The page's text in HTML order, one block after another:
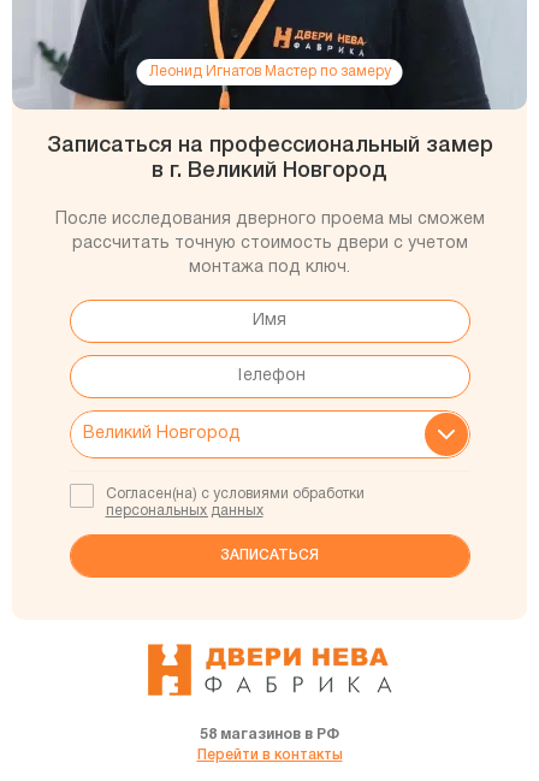
Леонид Игнатов Мастер по замеру
Записаться на профессиональный замер
в г. Великий Новгород
После исследования дверного проема мы сможем
рассчитать точную стоимость двери с учетом
монтажа под ключ.
Согласен(на) с условиями обработки
персональных данных
58 магазинов в РФ
Перейти в контакты